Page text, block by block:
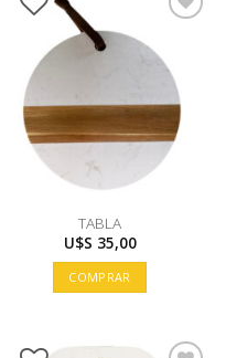
TABLA
U$S 35,00
COMPRAR